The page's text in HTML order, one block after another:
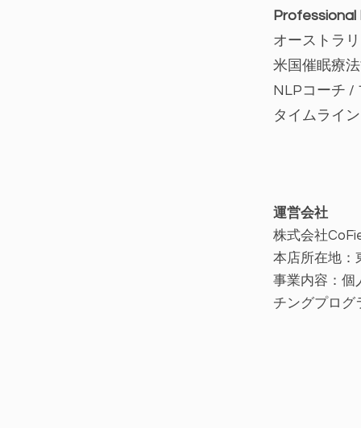
オーストラ
米国催眠療
NLPコーチ /
タイムライ
運営会社
株式会社
本店所在地：
事業内容：個
チングプログ